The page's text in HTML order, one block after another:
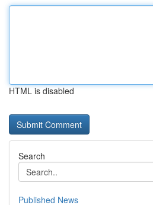
HTML is disabled
Search
Published News